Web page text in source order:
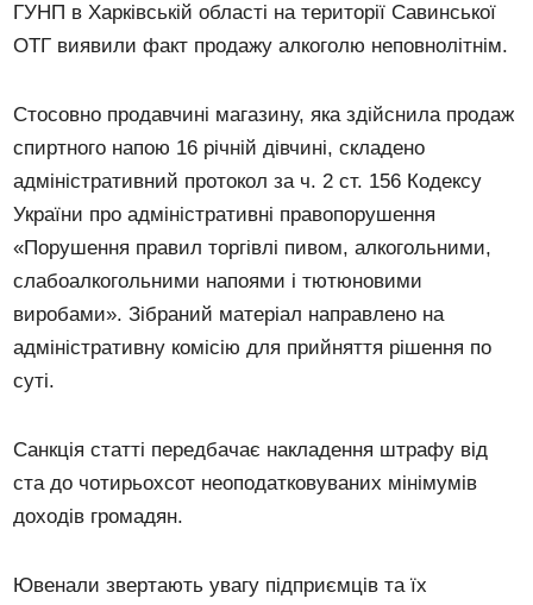
ГУНП в Харківській області на території Савинської
ОТГ виявили факт продажу алкоголю неповнолітнім.
Стосовно продавчині магазину, яка здійснила продаж
спиртного напою 16 річній дівчині, складено
адміністративний протокол за ч. 2 ст. 156 Кодексу
України про адміністративні правопорушення
«Порушення правил торгівлі пивом, алкогольними,
слабоалкогольними напоями і тютюновими
виробами». Зібраний матеріал направлено на
адміністративну комісію для прийняття рішення по
суті.
Санкція статті передбачає накладення штрафу від
ста до чотирьохсот неоподатковуваних мінімумів
доходів громадян.
Ювенали звертають увагу підприємців та їх